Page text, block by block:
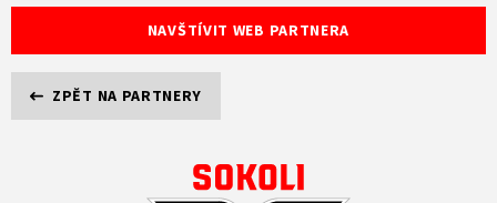
NAVŠTÍVIT WEB PARTNERA
ZPĚT NA PARTNERY